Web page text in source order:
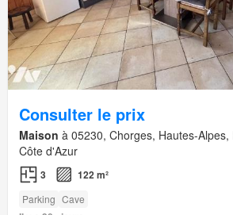
Consulter le prix
Maison à 05230, Chorges, Hautes-Alpes,
Côte d'Azur
3 122 m²
Parking Cave